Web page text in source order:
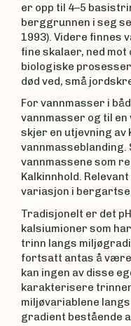
er opp til 4–5
berggrunnen i seg
1993). Videre finnes
fine skalaer, ned
biologiske
død ved, små
For vannmasser i
vannmasser og til
skjer en utjevning av
vannmassene som
Kalkinnhold.
variasjon i
Tradisjonelt er det
kalsiumioner som
trinn langs
fortsatt antas å
kan ingen av disse
karakterisere
miljøvariablene langs
gradient bestående